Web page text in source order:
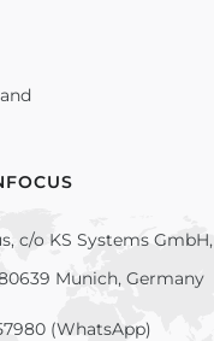
c/o KS Systems GmbH,
Munich, Germany
(WhatsApp)